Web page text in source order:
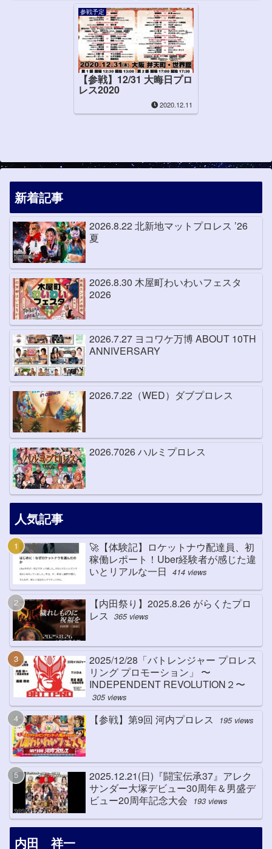
参戦予定
【参戦】12/31 大晦日プロ
レス2020
2020.12.11
新着記事
2026.8.22 北新地マットプロレス ’26
夏
2026.8.30 木屋町わいわいフェスタ
2026
2026.7.27 ヨコワケ万博 ABOUT 10TH
ANNIVERSARY
2026.7.22（WED）ダブプロレス
2026.7026 ハルミプロレス
人気記事
🚀【体験記】ロケットナウ配達員、初
稼働レポート！Uber経験者が感じた違
いとリアルな一日
414 views
【内田祭り】2025.8.26 がらくたプロ
レス
365 views
2025/12/28「バトレンジャー プロレス
リング プロモーション」 〜
INDEPENDENT REVOLUTION２〜
305 views
【参戦】第9回 河内プロレス 195 views
2025.12.21(日)『闘宝伝承37』アレク
サンダー大塚デビュー30周年＆男盛デ
ビュー20周年記念大会
193 views
内田 祥一